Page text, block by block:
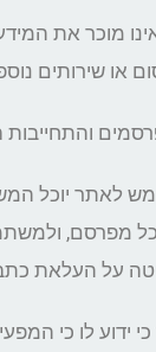
מוכר את
או שירותים
לאתר יוכל
מפרסם,
על העלאת
ידוע לו כי